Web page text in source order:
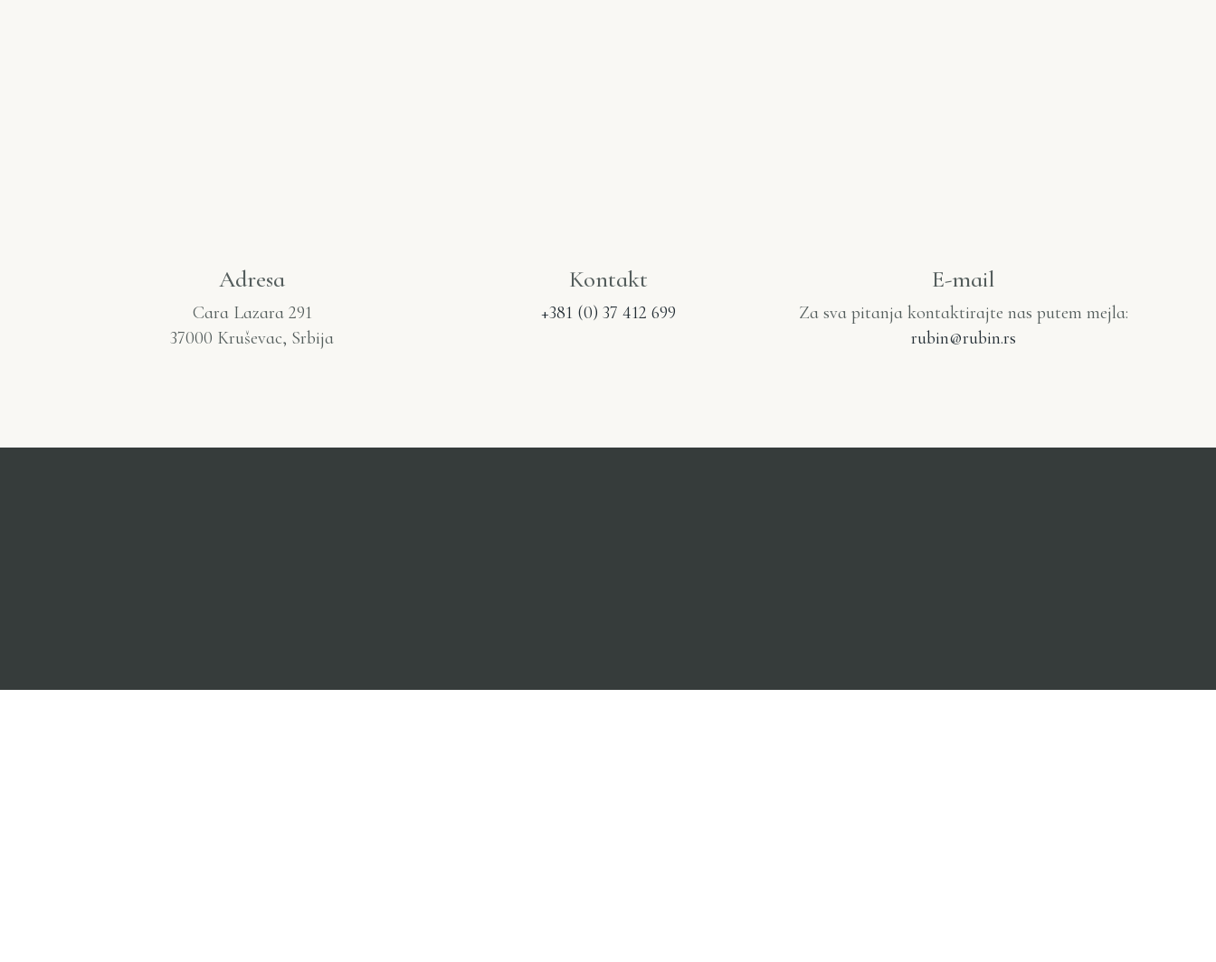
Adresa
Cara Lazara 291
37000 Kruševac, Srbija
Kontakt
+381 (0) 37 412 699
E-mail
Za sva pitanja kontaktirajte nas putem mejla:
rubin@rubin.rs